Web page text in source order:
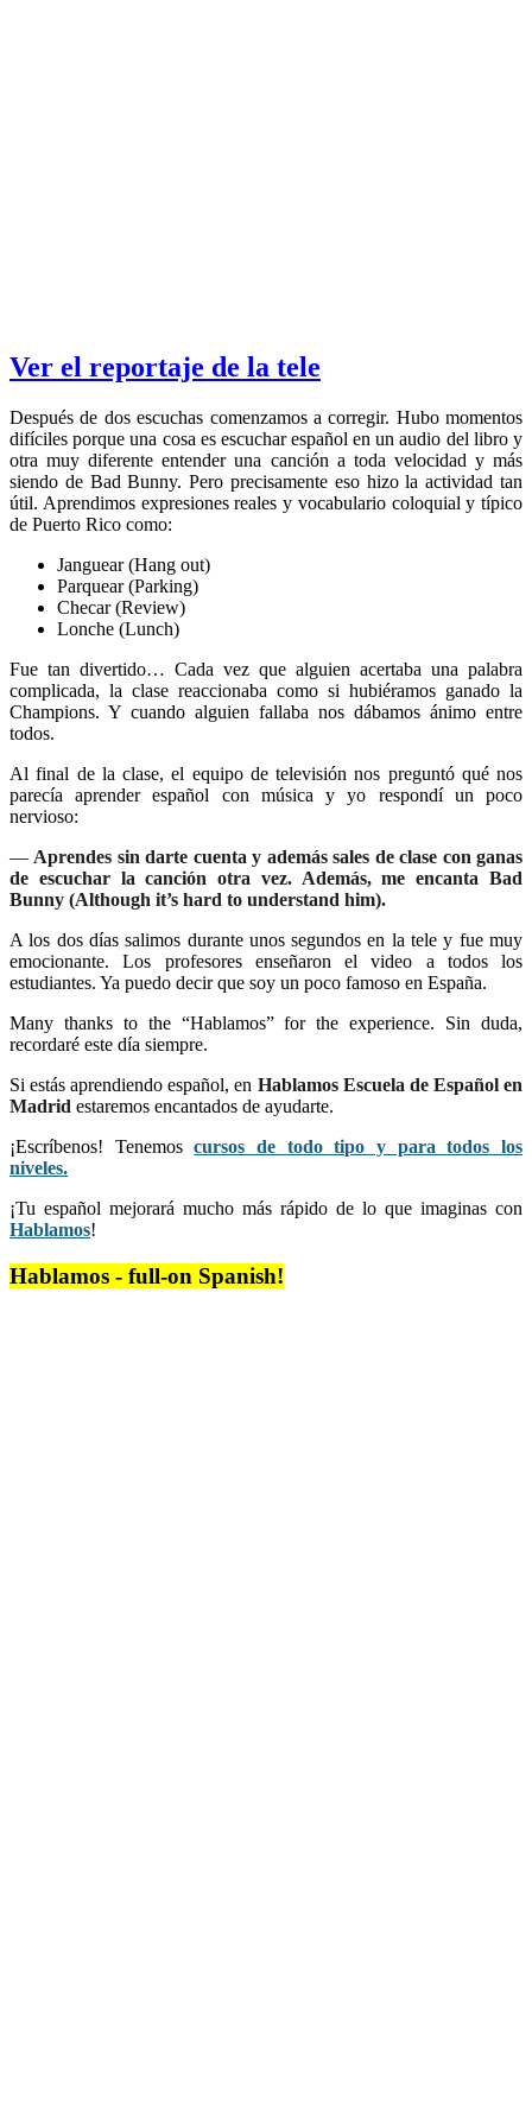
Ver el reportaje de la tele
Después de dos escuchas comenzamos a corregir. Hubo momentos
difíciles porque una cosa es escuchar español en un audio del libro y
otra muy diferente entender una canción a toda velocidad y más
siendo de Bad Bunny. Pero precisamente eso hizo la actividad tan
útil. Aprendimos expresiones reales y vocabulario coloquial y típico
de Puerto Rico como:
Janguear (Hang out)
Parquear (Parking)
Checar (Review)
Lonche (Lunch)
Fue tan divertido… Cada vez que alguien acertaba una palabra
complicada, la clase reaccionaba como si hubiéramos ganado la
Champions. Y cuando alguien fallaba nos dábamos ánimo entre
todos.
Al final de la clase, el equipo de televisión nos preguntó qué nos
parecía aprender español con música y yo respondí un poco
nervioso:
— Aprendes sin darte cuenta y además sales de clase con ganas
de escuchar la canción otra vez. Además, me encanta Bad
Bunny (Although it’s hard to understand him).
A los dos días salimos durante unos segundos en la tele y fue muy
emocionante. Los profesores enseñaron el video a todos los
estudiantes. Ya puedo decir que soy un poco famoso en España.
Many thanks to the “Hablamos” for the experience. Sin duda,
recordaré este día siempre.
Si estás aprendiendo español, en Hablamos Escuela de Español en
Madrid estaremos encantados de ayudarte.
¡Escríbenos! Tenemoscursos de todo tipo y para todos los
niveles.
¡Tu español mejorará mucho más rápido de lo que imaginas con
Hablamos!
Hablamos - full-on Spanish!